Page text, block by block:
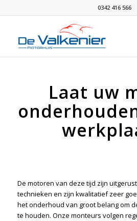
0342 416 566
Laat uw
De motoren van deze tijd zijn
technieken en zijn kwalitatief zeer
het onderhoud van groot belang om
te houden. Onze monteurs volgen